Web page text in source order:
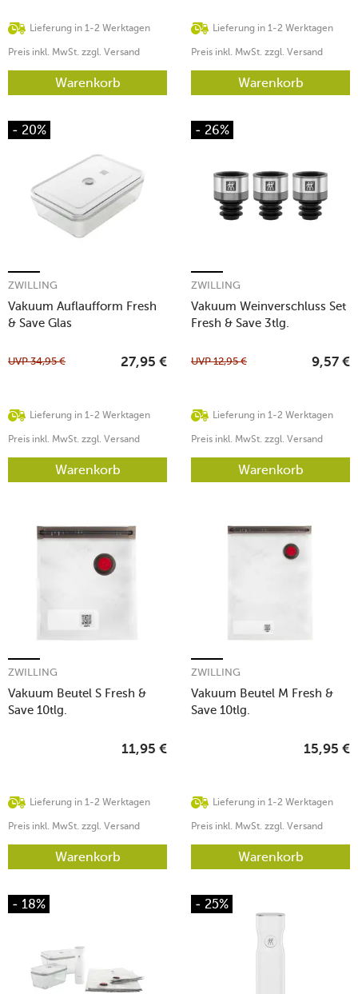
Lieferung in 1-2 Werktagen
Preis inkl. MwSt. zzgl. Versand
Warenkorb
Lieferung in 1-2 Werktagen
Preis inkl. MwSt. zzgl. Versand
Warenkorb
- 20%
Vakuum Auflaufform Fresh
& Save Glas
ZWILLING
Lieferung in 1-2 Werktagen
UVP34,95 € 27,95 €
Preis inkl. MwSt. zzgl. Versand
Warenkorb
- 26%
Vakuum Weinverschluss Set
Fresh & Save 3tlg.
ZWILLING
Lieferung in 1-2 Werktagen
UVP12,95 € 9,57 €
Preis inkl. MwSt. zzgl. Versand
Warenkorb
Vakuum Beutel S Fresh &
Save 10tlg.
ZWILLING
Lieferung in 1-2 Werktagen
11,95 €
Preis inkl. MwSt. zzgl. Versand
Warenkorb
Vakuum Beutel M Fresh &
Save 10tlg.
ZWILLING
Lieferung in 1-2 Werktagen
15,95 €
Preis inkl. MwSt. zzgl. Versand
Warenkorb
- 18% - 25%